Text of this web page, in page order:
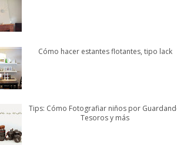
Cómo hacer estantes flotantes, tipo lack
Tips: Cómo Fotografiar niños por
Tesoros y más